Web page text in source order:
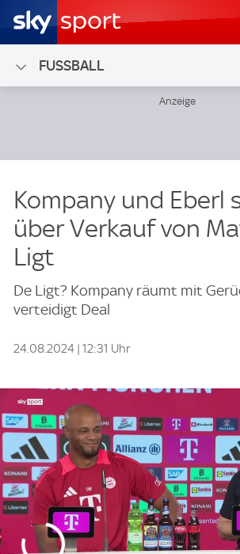
FUSSBALL
Kompany und Eberl
über Verkauf von
Ligt
De Ligt? Kompany räumt mit
verteidigt Deal
24.08.2024 | 12:31 Uhr